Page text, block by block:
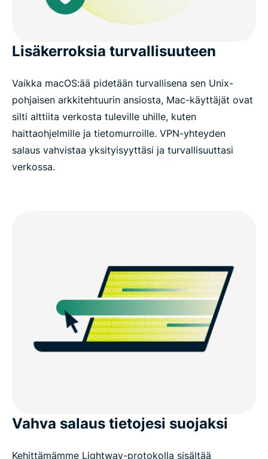
Lisäkerroksia turvallisuuteen
Vaikka macOS:ää pidetään turvallisena sen Unix-
pohjaisen arkkitehtuurin ansiosta, Mac-käyttäjät ovat
silti alttiita verkosta tuleville uhille, kuten
haittaohjelmille ja tietomurroille. VPN-yhteyden
salaus vahvistaa yksityisyyttäsi ja turvallisuuttasi
verkossa.
Vahva salaus tietojesi suojaksi
Kehittämämme Lightway-protokolla sisältää